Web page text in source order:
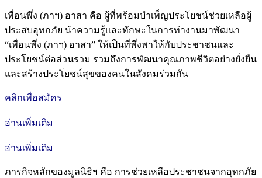
เพื่อนพึ่ง (ภาฯ) อาสา คือ ผู้ที่พร้อมบำเพ็ญประโยชน์ช่วยเหลือผู้
ประสบอุทกภัย นำความรู้และทักษะในการทำงานมาพัฒนา
“เพื่อนพึ่ง (ภาฯ) อาสา” ให้เป็นที่พึ่งพาให้กับประชาชนและ
ประโยชน์ต่อส่วนรวม รวมถึงการพัฒนาคุณภาพชีวิตอย่างยั่งยืน
และสร้างประโยชน์สุขของคนในสังคมร่วมกัน
คลิกเพื่อสมัคร
อ่านเพิ่มเติม
อ่านเพิ่มเติม
ภารกิจหลักของมูลนิธิฯ คือ การช่วยเหลือประชาชนจากอุทกภัย